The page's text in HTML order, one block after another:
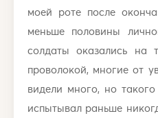
моей роте после
меньше половины
солдаты оказались на
проволокой, многие от
видели много, но
испытывал раньше